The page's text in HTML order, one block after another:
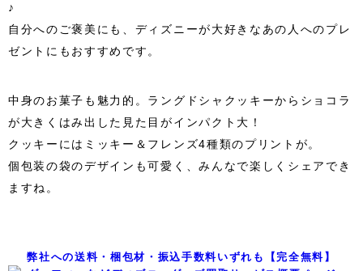
♪
自分へのご褒美にも、ディズニーが大好きなあの人へのプレ
ゼントにもおすすめです。
中身のお菓子も魅力的。ラングドシャクッキーからショコラ
が大きくはみ出した見た目がインパクト大！
クッキーにはミッキー＆フレンズ4種類のプリントが。
個包装の袋のデザインも可愛く、みんなで楽しくシェアでき
ますね。
弊社への送料・梱包材・振込手数料いずれも【完全無料】